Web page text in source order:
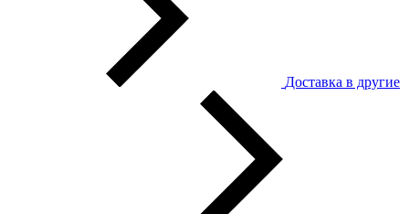
Доставка в другие